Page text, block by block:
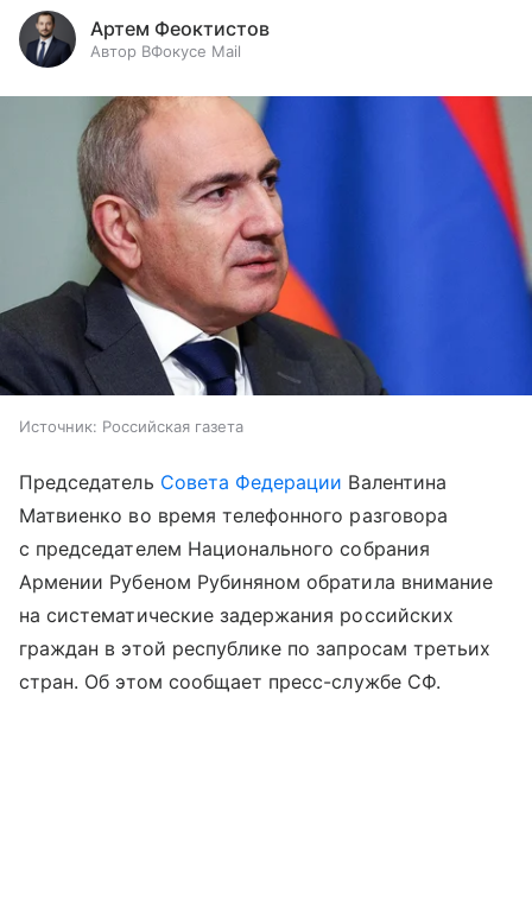
Артем Феоктистов
Автор ВФокусе Mail
Источник: Российская газета
Председатель Совета Федерации Валентина
Матвиенко во время телефонного разговора
с председателем Национального собрания
Армении Рубеном Рубиняном обратила внимание
на систематические задержания российских
граждан в этой республике по запросам третьих
стран. Об этом сообщает пресс-службе СФ.